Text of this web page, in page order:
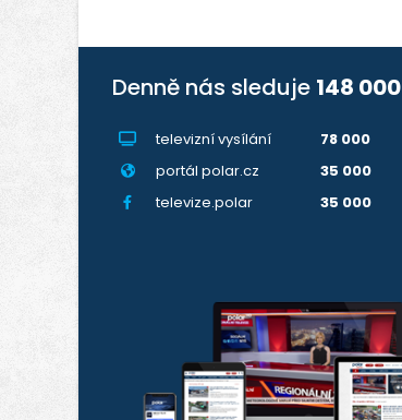
Denně nás sleduje 148 000
televizní vysílání
78 000
portál polar.cz
35 000
televize.polar
35 000